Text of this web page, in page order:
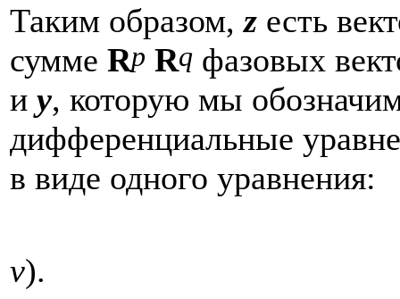
Таким образом,z есть
сумме Rp Rq фазовых
и y, которую мы
дифференциальные
в виде одного уравнения:
v).